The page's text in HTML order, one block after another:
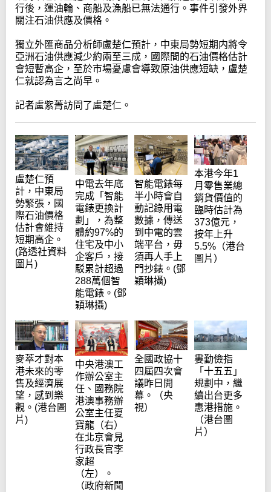
行後，運油輪、商船及漁船已無法通行。事件引發外界
關注石油供應及價格。
獨立外匯商品分析師盧楚仁預計，中東局勢短期内將令
亞洲石油供應減少約兩至三成，國際間的石油價格估計
會短暫高企，至於市場憂慮會導致原油供應短缺，盧楚
仁就認為言之尚早。
記者盧紫菁訪問了盧楚仁。
盧楚仁預
計，中東局
勢緊張，國
際石油價格
估計會維持
短期高企。
(路透社資料
圖片)
中電去年底
完成「智能
電錶更換計
劃」，為整
體約97%的
住宅及中小
企客戶，接
駁累計超過
288萬個智
能電錶。(鄧
穎琳攝)
智能電錶每
半小時會自
動記錄用電
數據，傳送
到中電的雲
端平台，毋
須再人手上
門抄錶。(鄧
穎琳攝)
本港今年1
月零售業總
銷貨價值的
臨時估計為
373億元，
按年上升
5.5%（港台
圖片）
麥萃才對本
港未來的零
售及經濟展
望，感到樂
觀。(港台圖
片)
中央港澳工
作辦公室主
任、國務院
港澳事務辦
公室主任夏
寶龍（右）
在北京會見
行政長官李
家超
（左）。
（政府新聞
全國政協十
四屆四次會
議昨日開
幕。（央
視）
婁勤儉指
「十五五」
規劃中，繼
續出台更多
惠港措施。
（港台圖
片）